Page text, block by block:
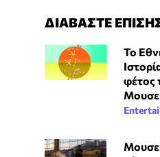
ΔΙΑΒΑΣΤΕ
Το
φέτος